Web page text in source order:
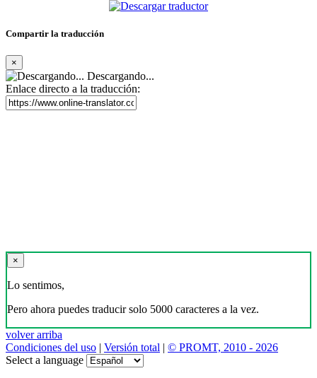
Compartir la traducción
×
Descargando...
Enlace directo a la traducción:
×
Lo sentimos,
Pero ahora puedes traducir solo 5000 caracteres a la vez.
volver arriba
Condiciones del uso | Versión total | © PROMT, 2010 - 2026
Select a language